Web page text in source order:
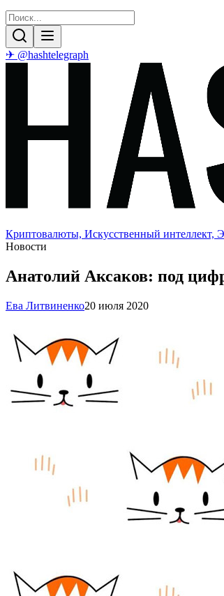
✈ @hashtelegraph
Криптовалюты, Искусственный интеллект,
Новости
Анатолий Аксаков: под
Ева Литвиненко20 июля 2020